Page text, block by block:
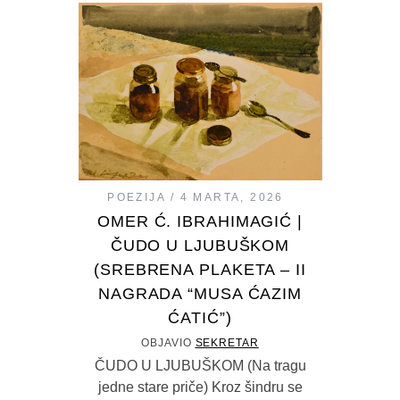
POEZIJA 4 MARTA, 2026
OMER Ć. IBRAHIMAGIĆ |
ČUDO U LJUBUŠKOM
(SREBRENA PLAKETA – II
NAGRADA “MUSA ĆAZIM
ĆATIĆ”)
OBJAVIO SEKRETAR
ČUDO U LJUBUŠKOM (Na tragu
jedne stare priče) Kroz šindru se